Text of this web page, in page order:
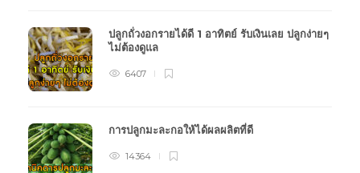
ปลูกถั่วงอกรายได้ดี 1 อาทิตย์ รับเงินเลย ปลูกง่ายๆ
ไม่ต้องดูแล
6407
การปลูกมะละกอให้ได้ผลผลิตที่ดี
14364